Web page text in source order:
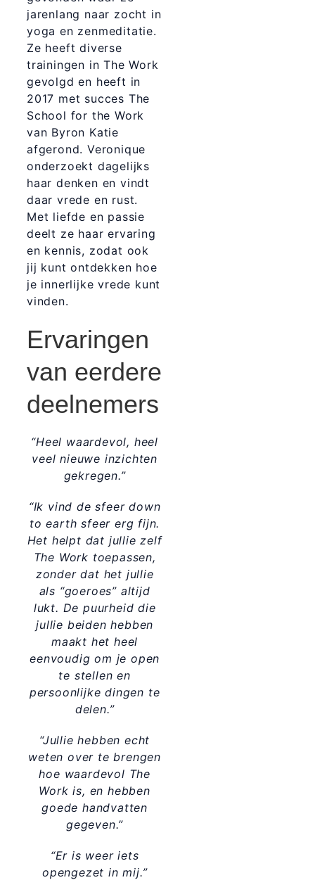
jarenlang naar zocht in
yoga en zenmeditatie.
Ze heeft diverse
trainingen in The Work
gevolgd en heeft in
2017 met succes The
School for the Work
van Byron Katie
afgerond. Veronique
onderzoekt dagelijks
haar denken en vindt
daar vrede en rust.
Met liefde en passie
deelt ze haar ervaring
en kennis, zodat ook
jij kunt ontdekken hoe
je innerlijke vrede kunt
vinden.
Ervaringen
van eerdere
deelnemers
“Heel waardevol, heel
veel nieuwe inzichten
gekregen.”
“Ik vind de sfeer down
to earth sfeer erg fijn.
Het helpt dat jullie zelf
The Work toepassen,
zonder dat het jullie
als “goeroes” altijd
lukt. De puurheid die
jullie beiden hebben
maakt het heel
eenvoudig om je open
te stellen en
persoonlijke dingen te
delen.”
“Jullie hebben echt
weten over te brengen
hoe waardevol The
Work is, en hebben
goede handvatten
gegeven.”
“Er is weer iets
opengezet in mij.”